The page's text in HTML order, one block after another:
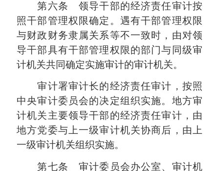
第六条 领导干部的经济责任审计按
照干部管理权限确定。遇有干部管理权限
与财政财务隶属关系等不一致时，由对领
导干部具有干部管理权限的部门与同级审
计机关共同确定实施审计的审计机关。
审计署审计长的经济责任审计，按照
中央审计委员会的决定组织实施。地方审
计机关主要领导干部的经济责任审计，由
地方党委与上一级审计机关协商后，由上
一级审计机关组织实施。
第七条 审计委员会办公室、审计机